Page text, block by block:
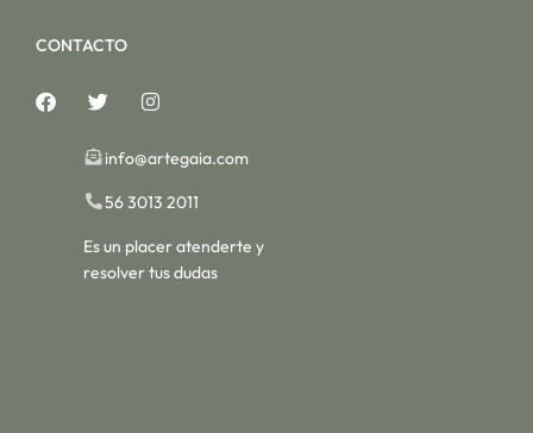
CONTACTO
info@artegaia.com
56 3013 2011
Es un placer atenderte y
resolver tus dudas